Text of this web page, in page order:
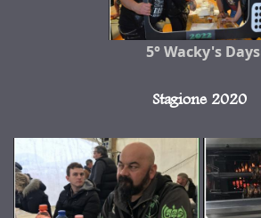
5° Wacky's Days
Stagione 2020